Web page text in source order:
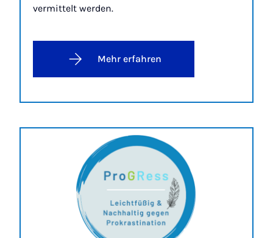
vermittelt werden.
Mehr erfahren